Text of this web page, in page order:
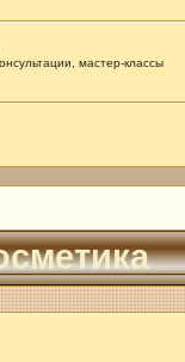
мастер-классы